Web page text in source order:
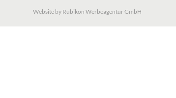
Website by Rubikon Werbeagentur GmbH